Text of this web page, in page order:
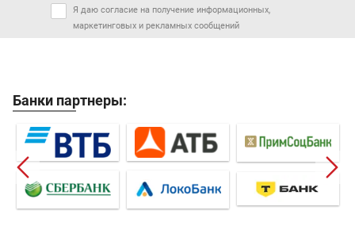
Я даю согласие на получение информационных,
маркетинговых и рекламных сообщений
Банки партнеры: